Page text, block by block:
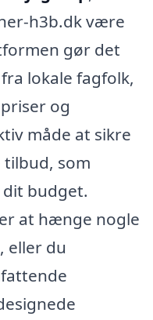
h3b.dk være
gør det
lokale fagfolk,
og
måde at sikre
som
budget.
at hænge nogle
eller du